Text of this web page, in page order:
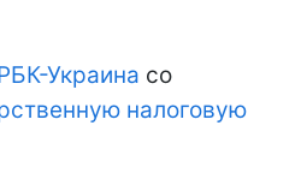
Украина со
налоговую